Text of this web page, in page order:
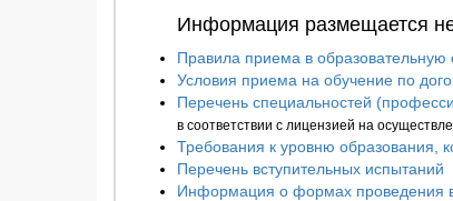
Информация размещается
Правила приема в образовательную
Условия приема на обучение по
Перечень специальностей
в соответствии с лицензией на
Требования к уровню образования,
Перечень вступительных испытаний
Информация о формах проведения